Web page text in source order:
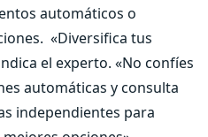
automáticos o
«Diversifica tus
el experto. «No confíes
automáticas y consulta
independientes para